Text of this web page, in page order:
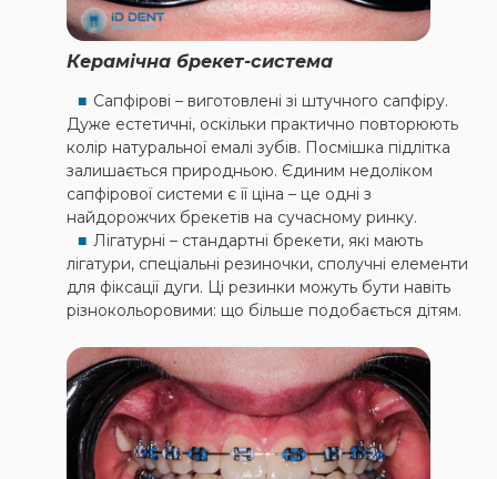
Керамічна брекет-система
Сапфірові – виготовлені зі штучного сапфіру.
Дуже естетичні, оскільки практично повторюють
колір натуральної емалі зубів. Посмішка підлітка
залишається природньою. Єдиним недоліком
сапфірової системи є її ціна – це одні з
найдорожчих брекетів на сучасному ринку.
Лігатурні – стандартні брекети, які мають
лігатури, спеціальні резиночки, сполучні елементи
для фіксації дуги. Ці резинки можуть бути навіть
різнокольоровими: що більше подобається дітям.